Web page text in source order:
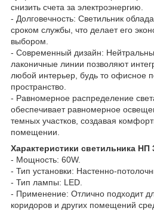
снизить счета за электроэнергию.
- Долговечность: Светильник
сроком службы, что делает его
выбором.
- Современный дизайн:
лаконичные линии позволяют
любой интерьер, будь то офисное
пространство.
- Равномерное распределение
обеспечивает равномерное
темных участков, создавая
помещении.
Характеристики светильника НП
- Мощность: 60W.
- Тип установки: Настенно-
- Тип лампы: LED.
- Применение: Отлично подходит
коридоров и других помещений